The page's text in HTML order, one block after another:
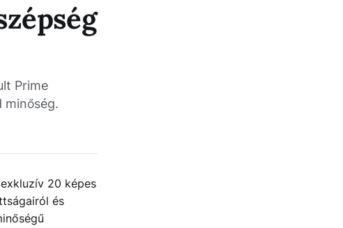
Prime
minőség.
20 képes
és